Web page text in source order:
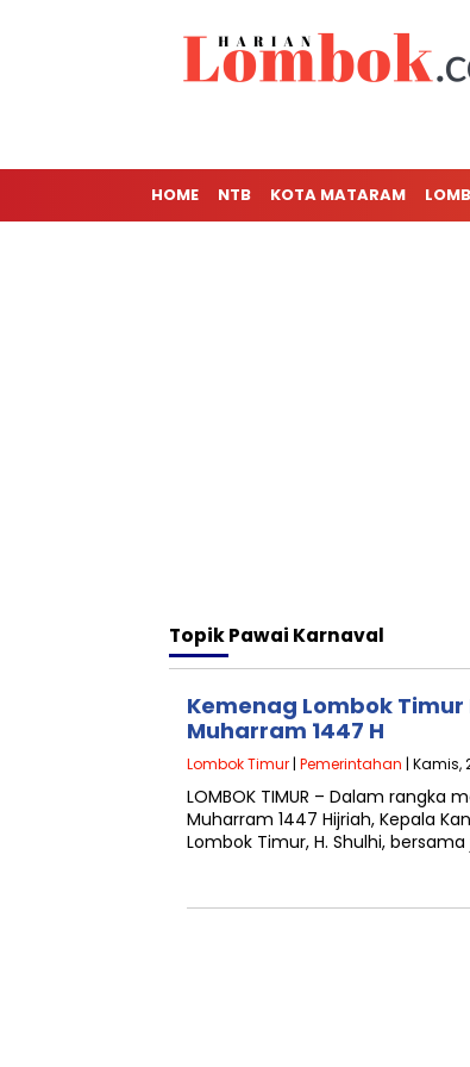
HOME NTB KOTA MATARAM
TopikPawai Karnaval
Kemenag Lombok
Muharram 1447 H
Lombok Timur | Pemerintahan | Kamis,
LOMBOK TIMUR – Dalam rangka
Muharram 1447 Hijriah, Kepala
Lombok Timur, H. Shulhi,